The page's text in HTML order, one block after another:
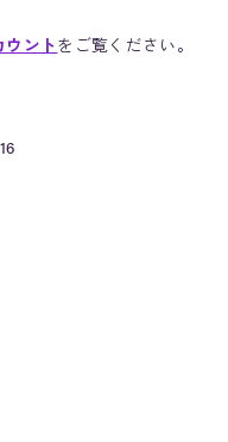
ウント をご覧ください。